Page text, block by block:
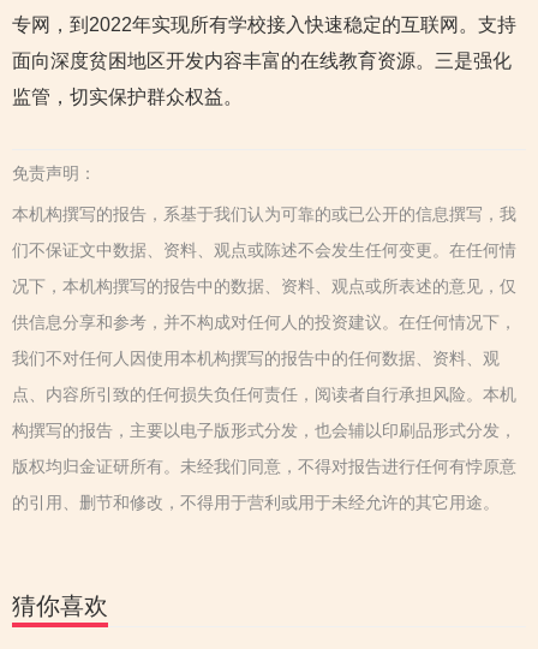
专网，到2022年实现所有学校接入快速稳定的互联网。支持
面向深度贫困地区开发内容丰富的在线教育资源。三是强化
监管，切实保护群众权益。
免责声明：
本机构撰写的报告，系基于我们认为可靠的或已公开的信息撰写，我
们不保证文中数据、资料、观点或陈述不会发生任何变更。在任何情
况下，本机构撰写的报告中的数据、资料、观点或所表述的意见，仅
供信息分享和参考，并不构成对任何人的投资建议。在任何情况下，
我们不对任何人因使用本机构撰写的报告中的任何数据、资料、观
点、内容所引致的任何损失负任何责任，阅读者自行承担风险。本机
构撰写的报告，主要以电子版形式分发，也会辅以印刷品形式分发，
版权均归金证研所有。未经我们同意，不得对报告进行任何有悖原意
的引用、删节和修改，不得用于营利或用于未经允许的其它用途。
猜你喜欢